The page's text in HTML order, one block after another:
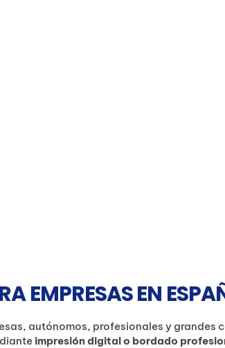
EMPRESAS EN
autónomos, profesionales y grandes
impresión digital o bordado